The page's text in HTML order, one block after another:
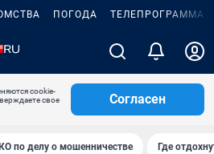
ПОГОДА ТЕЛЕПРОГРАММА
cookie-
свое
Согласен
по делу о мошенничестве Где